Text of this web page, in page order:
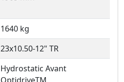
1640 kg
23x10.50-12" TR
Hydrostatic Avant